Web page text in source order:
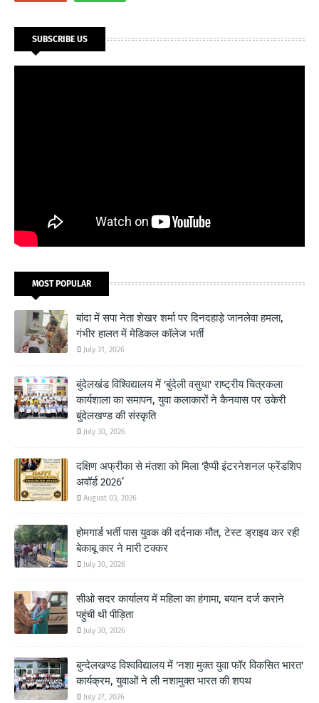
SUBSCRIBE US
MOST POPULAR
बांदा में सपा नेता शेखर शर्मा पर दिनदहाड़े जानलेवा हमला,
गंभीर हालत में मेडिकल कॉलेज भर्ती
July 31, 2026
बुंदेलखंड विश्विद्यालय में 'बुंदेली वसुधा' राष्ट्रीय चित्रकला
कार्यशाला का समापन, युवा कलाकारों ने कैनवास पर उकेरी
बुंदेलखण्ड की संस्कृति
July 30, 2026
दक्षिण अफ्रीका से मंतशा को मिला ‘हैप्पी इंटरनेशनल फ्रेंडशिप
अवॉर्ड 2026’
August 03, 2026
होमगार्ड भर्ती पास युवक की दर्दनाक मौत, टेस्ट ड्राइव कर रही
बेकाबू कार ने मारी टक्कर
July 30, 2026
सीओ सदर कार्यालय में महिला का हंगामा, बयान दर्ज कराने
पहुंची थी पीड़िता
July 30, 2026
बुन्देलखण्ड विश्वविद्यालय में 'नशा मुक्त युवा फॉर विकसित भारत'
कार्यक्रम, युवाओं ने ली नशामुक्त भारत की शपथ
July 27, 2026